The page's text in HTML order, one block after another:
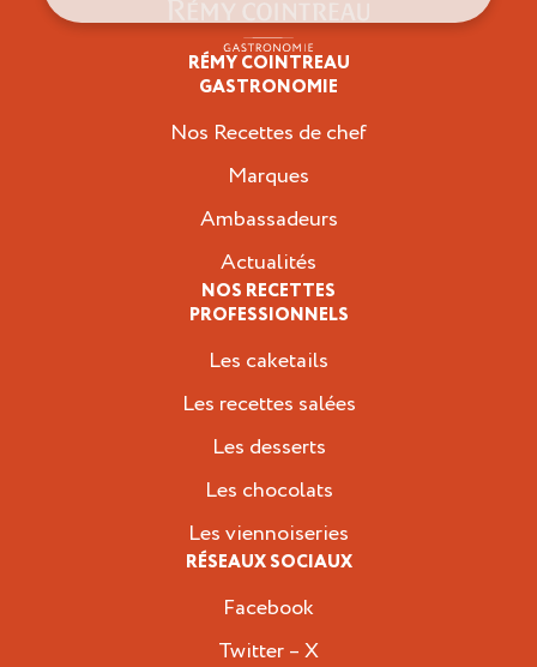
RÉMY COINTREAU
GASTRONOMIE
Nos Recettes de chef
Marques
Ambassadeurs
Actualités
NOS RECETTES
PROFESSIONNELS
Les caketails
Les recettes salées
Les desserts
Les chocolats
Les viennoiseries
RÉSEAUX SOCIAUX
Facebook
Twitter – X